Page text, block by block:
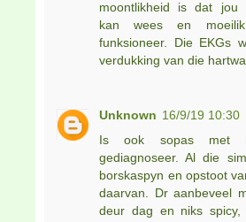
moontlikheid is dat jou
kan wees en
funksioneer. Die EKGs
verdukking van die
Unknown 16/9/19 10:30
Is ook sopas met
gediagnoseer. Al die
borskaspyn en opstoot
daarvan. Dr aanbeveel
deur dag en niks spicy,